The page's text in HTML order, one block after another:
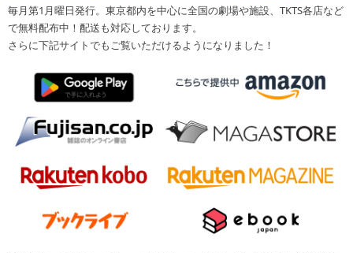
毎月第1月曜日発行。東京都内を中心に全国の劇場や施設、TKTS各店など
で無料配布中！配送も対応しております。
さらに下記サイトでもご覧いただけるようになりました！